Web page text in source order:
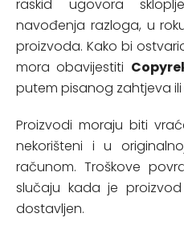
raskid ugovora
navođenja razloga, u
proizvoda. Kako bi
mora obavijestiti
putem pisanog zahtjeva
Proizvodi moraju biti
nekorišteni i u
računom. Troškove
slučaju kada je
dostavljen.